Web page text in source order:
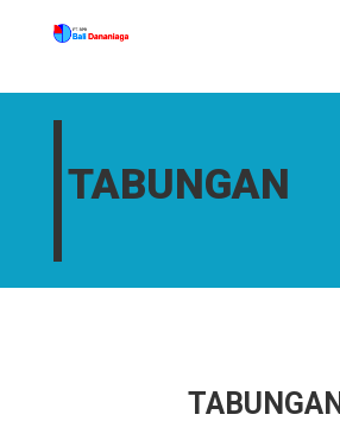
TABUNGAN
TABUNGAN